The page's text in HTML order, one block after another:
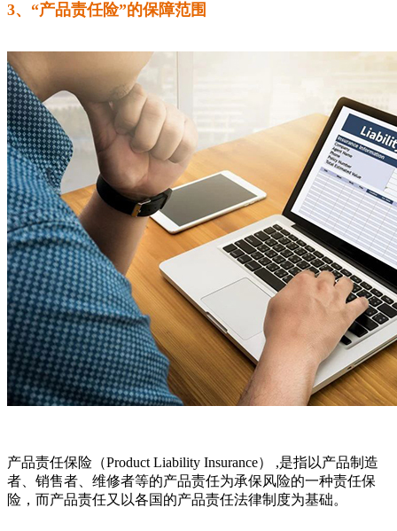
3、“产品责任险”的保障范围
产品责任保险（Product Liability Insurance） ,是指以产品制造
者、销售者、维修者等的产品责任为承保风险的一种责任保
险，而产品责任又以各国的产品责任法律制度为基础。